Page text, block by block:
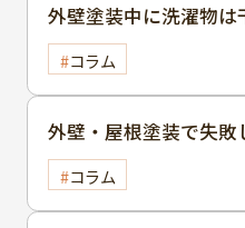
外壁塗装中に洗濯物
リスクと賢い対策とは
コラム
外壁・屋根塗装で失
ュレーション活用術
コラム